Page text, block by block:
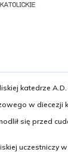
katedrze A.D.
w diecezji
się przed
uczestniczy